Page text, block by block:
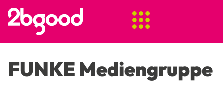
FUNKE Mediengruppe